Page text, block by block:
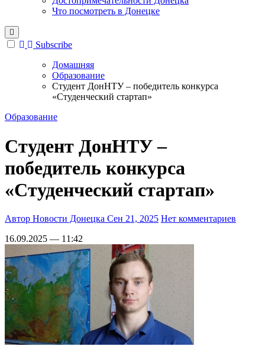
Что посмотреть в Донецке
Subscribe
Домашняя
Образование
Студент ДонНТУ – победитель конкурса
«Студенческий стартап»
Образование
Студент ДонНТУ –
победитель конкурса
«Студенческий стартап»
Автор Новости Донецка Сен 21, 2025 Нет комментариев
16.09.2025 — 11:42